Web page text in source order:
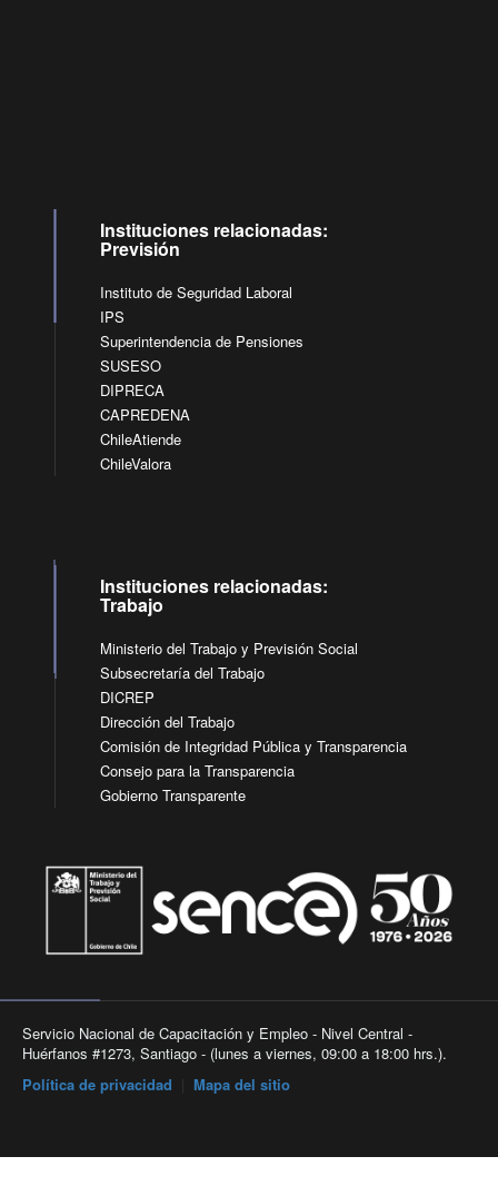
Instituciones relacionadas:
Previsión
Instituto de Seguridad Laboral
IPS
Superintendencia de Pensiones
SUSESO
DIPRECA
CAPREDENA
ChileAtiende
ChileValora
Instituciones relacionadas:
Trabajo
Ministerio del Trabajo y Previsión Social
Subsecretaría del Trabajo
DICREP
Dirección del Trabajo
Comisión de Integridad Pública y Transparencia
Consejo para la Transparencia
Gobierno Transparente
Servicio Nacional de Capacitación y Empleo - Nivel Central -
Huérfanos #1273, Santiago - (lunes a viernes, 09:00 a 18:00 hrs.).
Política de privacidad
Mapa del sitio